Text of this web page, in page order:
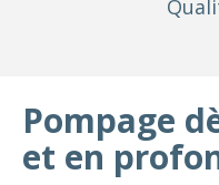
Pompage
et en